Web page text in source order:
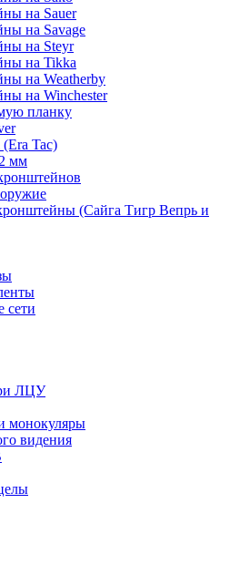
на Sauer
на Savage
на Steyr
на Tikka
на Weatherby
на Winchester
планку
(Era Tac)
мм
(Сайга Тигр Вепрь и
сети
ЛЦУ
монокуляры
видения